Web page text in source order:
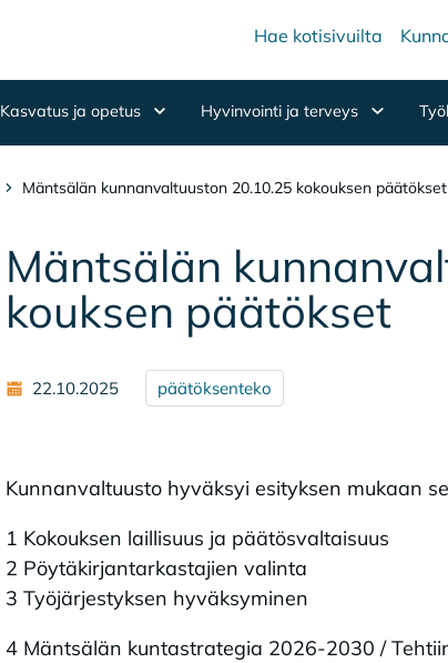
Hae kotisivuilta
Kasvatus ja opetus Hyvinvointi ja terveys
Mäntsälän kunnanvaltuuston 20.10.25 kokouksen päätökset
Mänt­sä­län
kouk­sen pää­tök­set
22.10.2025 päätöksenteko
Kunnanvaltuusto hyväksyi esityksen mukaan
1 Kokouksen laillisuus ja päätösvaltaisuus
2 Pöytäkirjantarkastajien valinta
3 Työjärjestyksen hyväksyminen
4 Mäntsälän kuntastrategia 2026-2030 /